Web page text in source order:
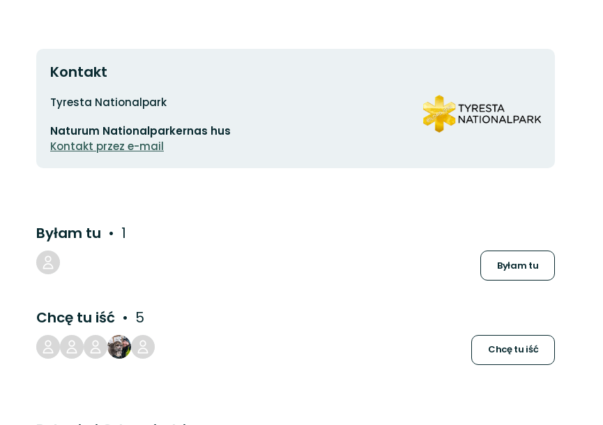
Kontakt
Adres
Tyresta Nationalpark
e-
mail
Naturum Nationalparkernas hus
Kontakt przez e-mail
Logotyp
organizacji
Byłam tu 1
Byłam tu
Chcę tu iść 5
Chcę tu iść